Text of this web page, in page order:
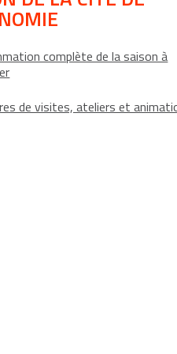
complète de la saison à
de visites, ateliers et